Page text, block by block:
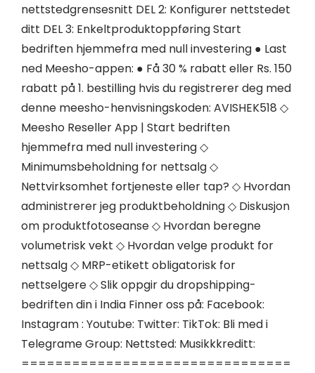
nettstedgrensesnitt DEL 2: Konfigurer nettstedet
ditt DEL 3: Enkeltproduktoppføring Start
bedriften hjemmefra med null investering ● Last
ned Meesho-appen: ● Få 30 % rabatt eller Rs. 150
rabatt på 1. bestilling hvis du registrerer deg med
denne meesho-henvisningskoden: AVISHEK518 ◇
Meesho Reseller App | Start bedriften
hjemmefra med null investering ◇
Minimumsbeholdning for nettsalg ◇
Nettvirksomhet fortjeneste eller tap? ◇ Hvordan
administrerer jeg produktbeholdning ◇ Diskusjon
om produktfotoseanse ◇ Hvordan beregne
volumetrisk vekt ◇ Hvordan velge produkt for
nettsalg ◇ MRP-etikett obligatorisk for
nettselgere ◇ Slik oppgir du dropshipping-
bedriften din i India Finner oss på: Facebook:
Instagram : Youtube: Twitter: TikTok: Bli med i
Telegrame Group: Nettsted: Musikkkreditt:
================================